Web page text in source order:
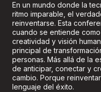
En un mundo donde la
ritmo imparable, el
reinventarse. Esta
cuando se entiende
creatividad y visión
principal de
personas. Más allá de la
de anticipar, conectar y
cambio. Porque
lenguaje del éxito.